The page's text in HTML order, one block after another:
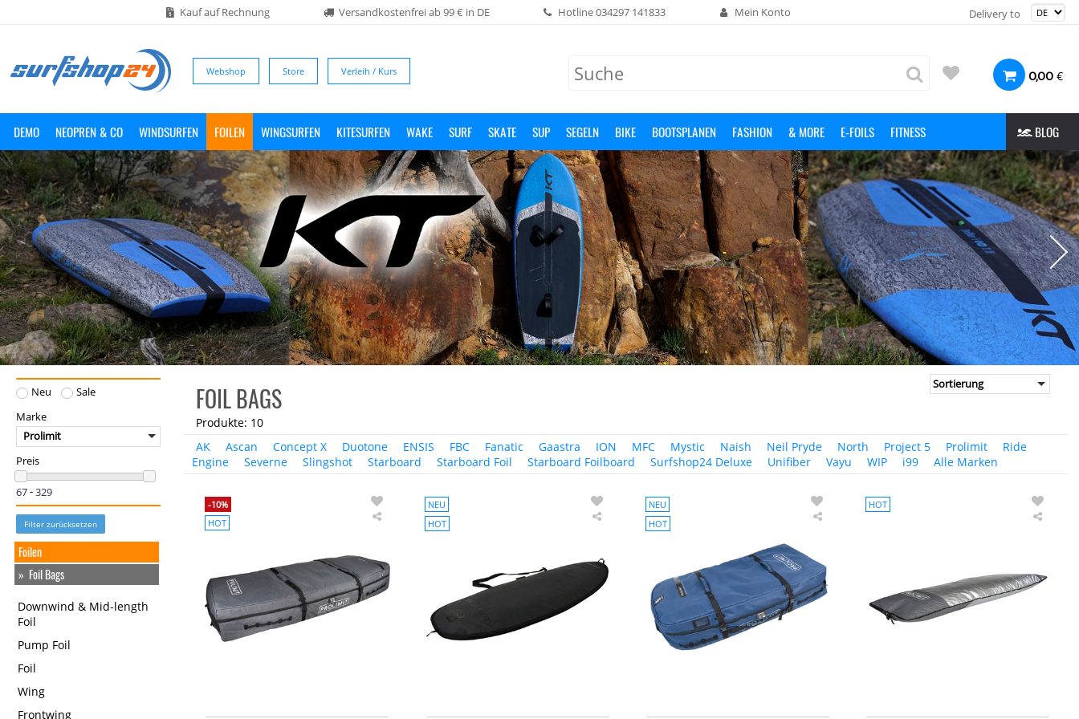
Kauf auf Rechnung Versandkostenfrei ab 99 € in DE Hotline034297 141833 Mein Konto Delivery to
Webshop Store Verleih / Kurs 0,00 €
DEMO NEOPREN & CO WINDSURFEN FOILEN WINGSURFEN KITESURFEN WAKE SURF SKATE SUP SEGELN BIKE BOOTSPLANEN FASHION & MORE E-FOILS FITNESS BLOG
Neu
Sale
Marke
Prolimit
Preis
-
Filter zurücksetzen
Foilen
Foil Bags
Downwind & Mid-length
Foil
Pump Foil
Foil
Wing
Frontwing
FOIL BAGS
Produkte: 10
AK
Ascan Concept X Duotone ENSIS FBC Fanatic Gaastra ION MFC Mystic Naish Neil Pryde North Project 5 Prolimit
Ride
Engine
Severne Slingshot Starboard Starboard Foil Starboard Foilboard Surfshop24 Deluxe Unifiber Vayu WIP i99 Alle Marken
-10%
HOT
PROLIMIT
Boarbag
Session
Travel
NEU
HOT
PROLIMIT
Wing
Foil
Boardbag
NEU
HOT
Boardbag
Slider
HOT